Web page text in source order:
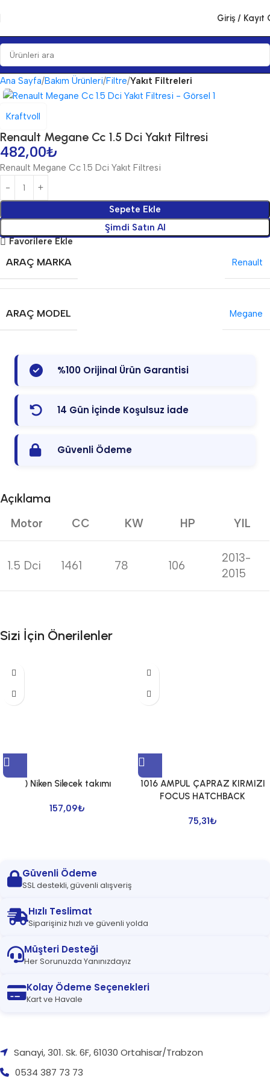
Giriş / Kayıt
Ana Sayfa Bakım Ürünleri Filtre Yakıt Filtreleri
Kraftvoll
Renault Megane Cc 1.5 Dci Yakıt Filtresi
482,00₺
Renault Megane Cc 1.5 Dci Yakıt Filtresi
Sepete Ekle
Şimdi Satın Al
Favorilere Ekle
ARAÇ MARKA Renault
ARAÇ MODEL Megane
%100 Orijinal Ürün Garantisi
14 Gün İçinde Koşulsuz İade
Güvenli Ödeme
Açıklama
Motor CC KW HP YIL
1.5 Dci 1461 78 106
2013-
2015
Sizi İçin Önerilenler
) Niken Silecek takımı
157,09₺
1016 AMPUL ÇAPRAZ KIRMIZI
FOCUS HATCHBACK
75,31₺
Güvenli Ödeme
SSL destekli, güvenli alışveriş
Hızlı Teslimat
Siparişiniz hızlı ve güvenli yolda
Müşteri Desteği
Her Sorunuzda Yanınızdayız
Kolay Ödeme Seçenekleri
Kart ve Havale
Sanayi, 301. Sk. 6F, 61030 Ortahisar/Trabzon
0534 387 73 73